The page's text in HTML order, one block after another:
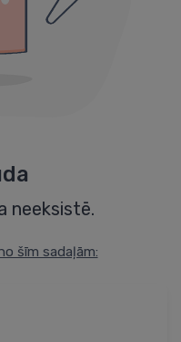
neeksistē.
šīm sadaļām: